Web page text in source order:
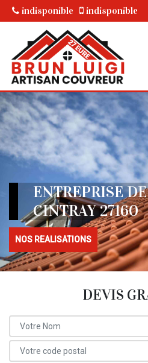
indisponible indisponible
ENTREPRISE
CINTRAY 27160
NOS REALISATIONS
DEVIS